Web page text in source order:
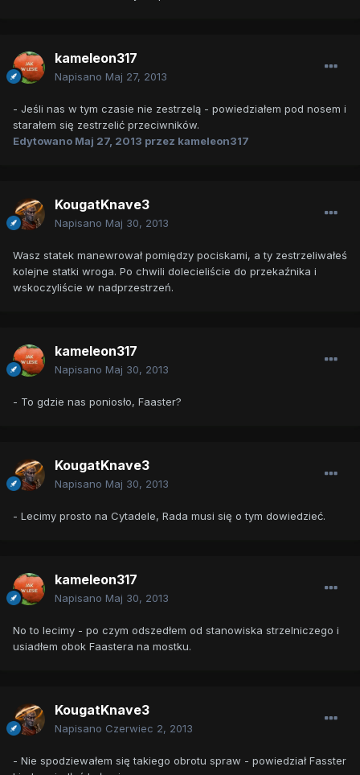
kameleon317
Napisano Maj 27, 2013
- Jeśli nas w tym czasie nie zestrzelą - powiedziałem pod nosem i
starałem się zestrzelić przeciwników.
Edytowano Maj 27, 2013 przez kameleon317
KougatKnave3
Napisano Maj 30, 2013
Wasz statek manewrował pomiędzy pociskami, a ty zestrzeliwałeś
kolejne statki wroga. Po chwili dolecieliście do przekaźnika i
wskoczyliście w nadprzestrzeń.
kameleon317
Napisano Maj 30, 2013
- To gdzie nas poniosło, Faaster?
KougatKnave3
Napisano Maj 30, 2013
- Lecimy prosto na Cytadele, Rada musi się o tym dowiedzieć.
kameleon317
Napisano Maj 30, 2013
No to lecimy - po czym odszedłem od stanowiska strzelniczego i
usiadłem obok Faastera na mostku.
KougatKnave3
Napisano Czerwiec 2, 2013
- Nie spodziewałem się takiego obrotu spraw - powiedział Fasster